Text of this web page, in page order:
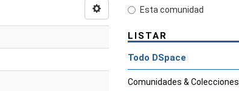
Esta comunidad
LISTAR
Todo DSpace
Comunidades & Colecciones